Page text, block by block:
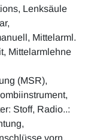
Lenksäule
Mittelarml.
Mittelarmlehne
(MSR),
Stoff, Radio..:
vorn,